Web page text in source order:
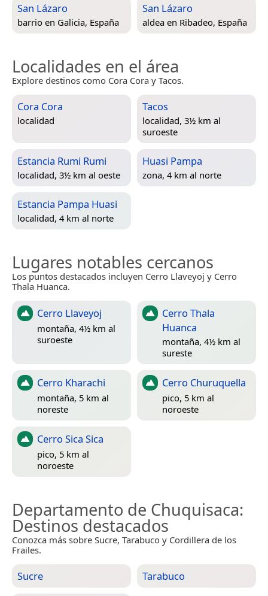
San Lázaro
barrio en Galicia, España
San Lázaro
aldea en Ribadeo, España
Localidades en el área
Explore destinos como Cora Cora y Tacos.
Cora Cora
localidad
Tacos
localidad, 3½ km al
suroeste
Estancia Rumi Rumi
localidad, 3½ km al oeste
Huasi Pampa
zona, 4 km al norte
Estancia Pampa Huasi
localidad, 4 km al norte
Lugares notables cercanos
Los puntos destacados incluyen Cerro Llaveyoj y Cerro
Thala Huanca.
Cerro Llaveyoj
montaña, 4½ km al
suroeste
Cerro Thala
Huanca
montaña, 4½ km al
sureste
Cerro Kharachi
montaña, 5 km al
noreste
Cerro Churuquella
pico, 5 km al
noroeste
Cerro Sica Sica
pico, 5 km al
noroeste
Departamento de Chuquisaca:
Destinos destacados
Conozca más sobre Sucre, Tarabuco y Cordillera de los
Frailes.
Sucre Tarabuco